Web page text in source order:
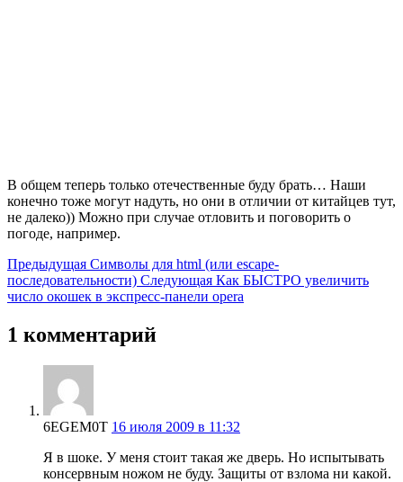
В общем теперь только отечественные буду брать… Наши
конечно тоже могут надуть, но они в отличии от китайцев тут,
не далеко)) Можно при случае отловить и поговорить о
погоде, например.
Предыдущая Символы для html (или escape-
последовательности) Следующая Как БЫСТРО увеличить
число окошек в экспресс-панели opera
1 комментарий
6EGEM0T 16 июля 2009 в 11:32
Я в шоке. У меня стоит такая же дверь. Но испытывать
консервным ножом не буду. Защиты от взлома ни какой.